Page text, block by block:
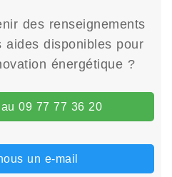
des renseignements
disponibles pour
énergétique ?
09 77 77 36 20
un e-mail